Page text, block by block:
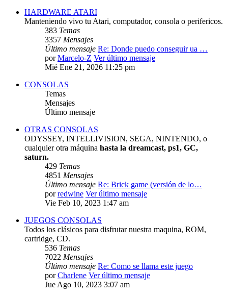
HARDWARE ATARI
Manteniendo vivo tu Atari, computador, consola o perifericos.
383 Temas
3357 Mensajes
Último mensaje Re: Donde puedo conseguir ua …
porMarcelo-Z Ver último mensaje
Mié Ene 21, 2026 11:25 pm
CONSOLAS
Temas
Mensajes
Último mensaje
OTRAS CONSOLAS
ODYSSEY, INTELLIVISION, SEGA, NINTENDO, o
cualquier otra máquina hasta la dreamcast, ps1, GC,
saturn.
429 Temas
4851 Mensajes
Último mensaje Re: Brick game (versión de lo…
porredwine Ver último mensaje
Vie Feb 10, 2023 1:47 am
JUEGOS CONSOLAS
Todos los clásicos para disfrutar nuestra maquina, ROM,
cartridge, CD.
536 Temas
7022 Mensajes
Último mensaje Re: Como se llama este juego
porCharlene Ver último mensaje
Jue Ago 10, 2023 3:07 am